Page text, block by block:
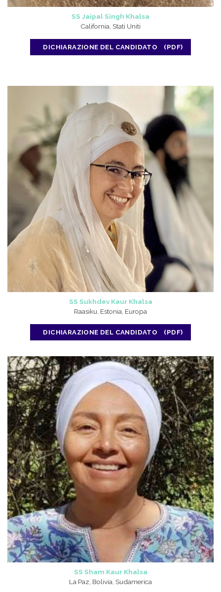
SS Jaipal Singh Khalsa
California, Stati Uniti
DICHIARAZIONE DEL CANDIDATO
SS Sukhdev Kaur Khalsa
Raasiku, Estonia, Europa
DICHIARAZIONE DEL CANDIDATO
SS Sham Kaur Khalsa
La Paz, Bolivia, Sudamerica